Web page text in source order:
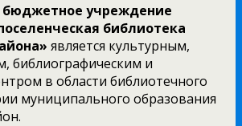
учреждение
библиотека
является культурным,
библиографическим и
в области библиотечного
муниципального образования